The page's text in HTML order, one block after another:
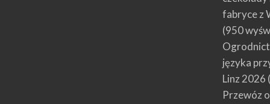
fabryce z
(950
języka
Linz 2026
Przewóz